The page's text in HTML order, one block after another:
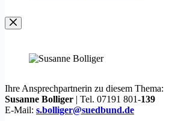
Ihre Ansprechpartnerin zu diesem Thema:
Susanne Bolliger | Tel. 07191 801-139
E-Mail: s.bolliger@suedbund.de